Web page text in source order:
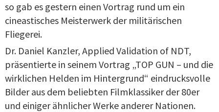
so gab es gestern einen Vortrag rund um ein
cineastisches Meisterwerk der militärischen
Fliegerei.
Dr. Daniel Kanzler, Applied Validation of NDT,
präsentierte in seinem Vortrag „TOP GUN – und die
wirklichen Helden im Hintergrund“ eindrucksvolle
Bilder aus dem beliebten Filmklassiker der 80er
und einiger ähnlicher Werke anderer Nationen.